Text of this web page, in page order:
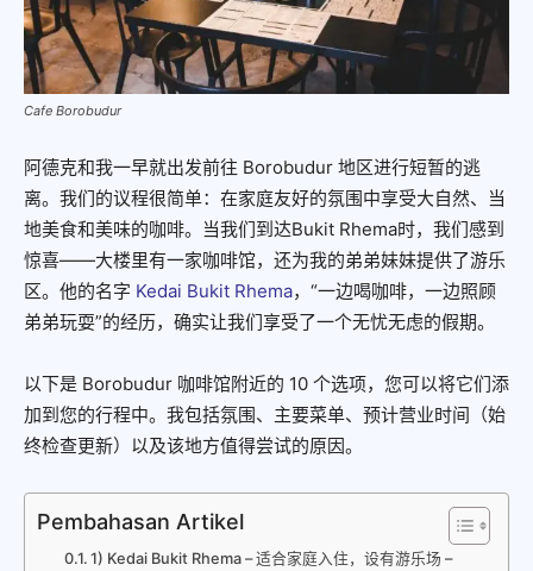
Cafe Borobudur
阿德克和我一早就出发前往 Borobudur 地区进行短暂的逃
离。我们的议程很简单：在家庭友好的氛围中享受大自然、当
地美食和美味的咖啡。当我们到达Bukit Rhema时，我们感到
惊喜——大楼里有一家咖啡馆，还为我的弟弟妹妹提供了游乐
区。他的名字 Kedai Bukit Rhema，“一边喝咖啡，一边照顾
弟弟玩耍”的经历，确实让我们享受了一个无忧无虑的假期。
以下是 Borobudur 咖啡馆附近的 10 个选项，您可以将它们添
加到您的行程中。我包括氛围、主要菜单、预计营业时间（始
终检查更新）以及该地方值得尝试的原因。
Pembahasan Artikel
1) Kedai Bukit Rhema – 适合家庭入住，设有游乐场 –